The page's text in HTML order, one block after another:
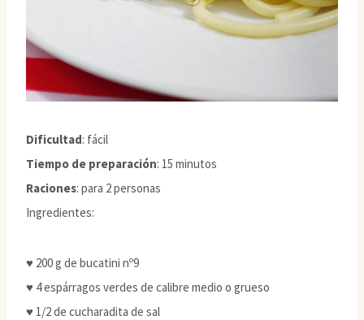
Dificultad: fácil
Tiempo de preparación: 15 minutos
Raciones: para 2 personas
Ingredientes:
♥ 200 g de bucatini nº9
♥ 4 espárragos verdes de calibre medio o grueso
♥ 1/2 de cucharadita de sal